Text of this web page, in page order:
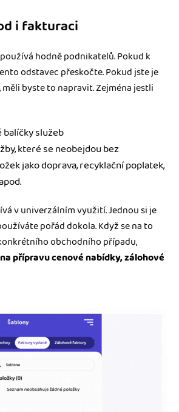
i fakturaci
hodně podnikatelů. Pokud k
odstavec přeskočte. Pokud jste je
byste to napravit. Zejména jestli
služeb
které se neobejdou bez
jako doprava, recyklační poplatek,
v univerzálním využití. Jednou si je
pořád dokola. Když se na to
obchodního případu,
přípravu cenové nabídky, zálohové